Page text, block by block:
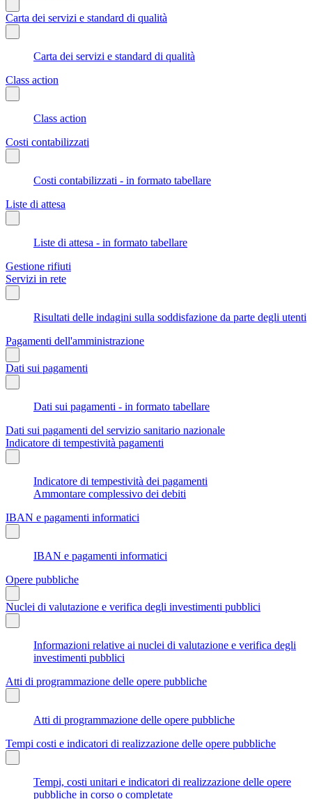
Carta dei servizi e standard di qualità
Carta dei servizi e standard di qualità
Class action
Class action
Costi contabilizzati
Costi contabilizzati - in formato tabellare
Liste di attesa
Liste di attesa - in formato tabellare
Gestione rifiuti
Servizi in rete
Risultati delle indagini sulla soddisfazione da parte degli utenti
Pagamenti dell'amministrazione
Dati sui pagamenti
Dati sui pagamenti - in formato tabellare
Dati sui pagamenti del servizio sanitario nazionale
Indicatore di tempestività pagamenti
Indicatore di tempestività dei pagamenti
Ammontare complessivo dei debiti
IBAN e pagamenti informatici
IBAN e pagamenti informatici
Opere pubbliche
Nuclei di valutazione e verifica degli investimenti pubblici
Informazioni relative ai nuclei di valutazione e verifica degli
investimenti pubblici
Atti di programmazione delle opere pubbliche
Atti di programmazione delle opere pubbliche
Tempi costi e indicatori di realizzazione delle opere pubbliche
Tempi, costi unitari e indicatori di realizzazione delle opere
pubbliche in corso o completate